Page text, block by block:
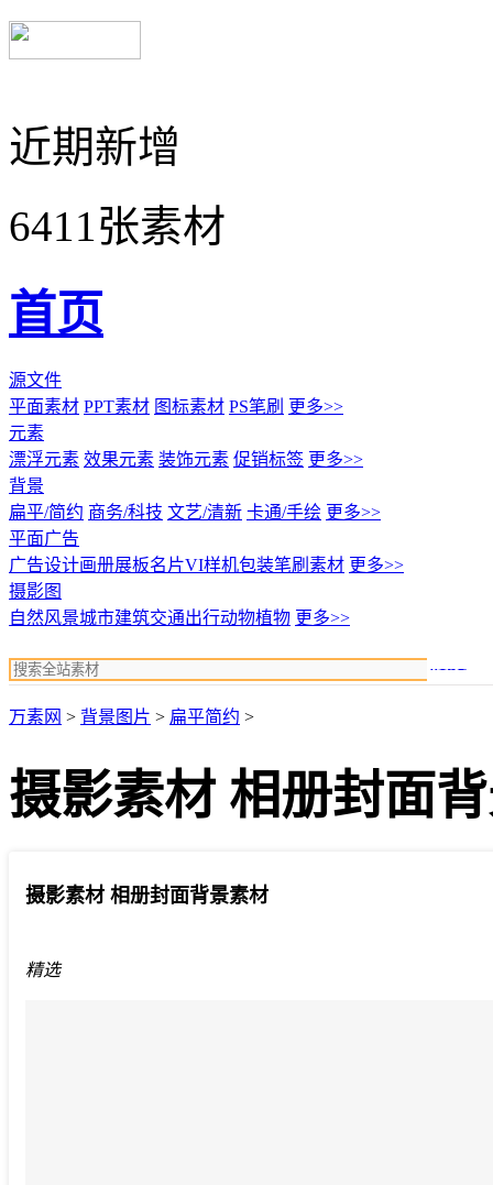
近期新增
6411张素材
首页
源文件
平面素材 PPT素材 图标素材 PS笔刷 更多>>
元素
漂浮元素 效果元素 装饰元素 促销标签 更多>>
背景
扁平/简约 商务/科技 文艺/清新 卡通/手绘 更多>>
平面广告
广告设计画册展板名片VI样机包装笔刷素材 更多>>
摄影图
自然风景城市建筑交通出行动物植物 更多>>
万素网 > 背景图片 > 扁平简约 >
摄影素材 相册封面
摄影素材 相册封面背景素材
精选